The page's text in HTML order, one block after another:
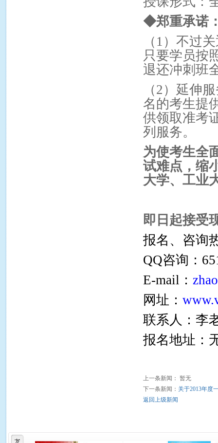
◆郑重承诺
（1）不过
只要学员按
退还冲刺班
（2）延伸
名的考生提
供领取准考
列服务。
为使考生全
试难点，缩
大学、工业
即日起接受
报名、咨询
QQ咨询：
E-mail ：
网址：
联系人：李
报名地址：
上一条新闻： 暂无
下一条新闻： 关于2013年度
返回上级新闻